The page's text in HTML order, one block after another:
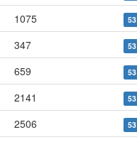
1075 53
347 53
659 53
2141 53
2506 53